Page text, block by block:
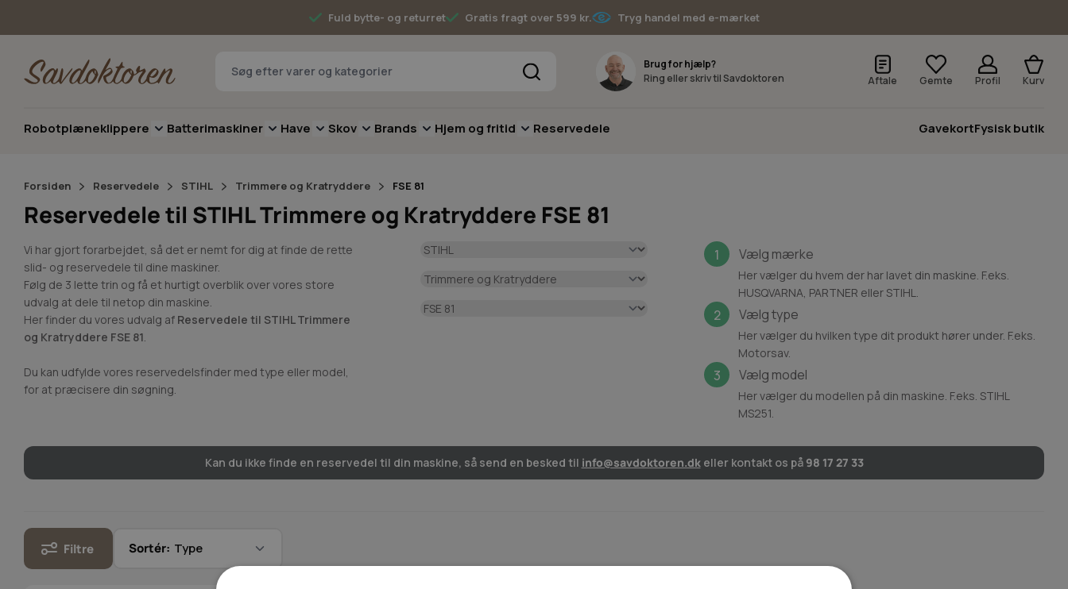
Fuld bytte- og returret Gratis fragt over 599 kr. Tryg handel med e-mærket
Brug for hjælp?
Ring eller skriv til Savdoktoren
Aftale Gemte Profil Kurv
Robotplæneklippere Toggle submenu for Robotplæneklippere
Batterimaskiner Toggle submenu for Batterimaskiner
Have Toggle submenu for Have
Skov Toggle submenu for Skov
Brands Toggle submenu for Brands
Hjem og fritid Toggle submenu for Hjem og fritid
Reservedele GavekortFysisk butik
Forsiden Reservedele STIHL Trimmere og Kratryddere FSE 81
Reservedele til STIHL Trimmere og Kratryddere FSE 81
Vi har gjort forarbejdet, så det er nemt for dig at finde de rette
slid- og reservedele til dine maskiner.
Følg de 3 lette trin og få et hurtigt overblik over vores store
udvalg at dele til netop din maskine.
Her finder du vores udvalg af Reservedele til STIHL Trimmere
og Kratryddere FSE 81.
Du kan udfylde vores reservedelsfinder med type eller model,
for at præcisere din søgning.
1 Vælg mærke
Her vælger du hvem der har lavet din maskine. F.eks.
HUSQVARNA, PARTNER eller STIHL.
2 Vælg type
Her vælger du hvilken type dit produkt hører under. F.eks.
Motorsav.
3 Vælg model
Her vælger du modellen på din maskine. F.eks. STIHL
MS251.
Kan du ikke finde en reservedel til din maskine, så send en besked til info@savdoktoren.dkeller kontakt os på 98 17 27 33
Filtre Sortér: